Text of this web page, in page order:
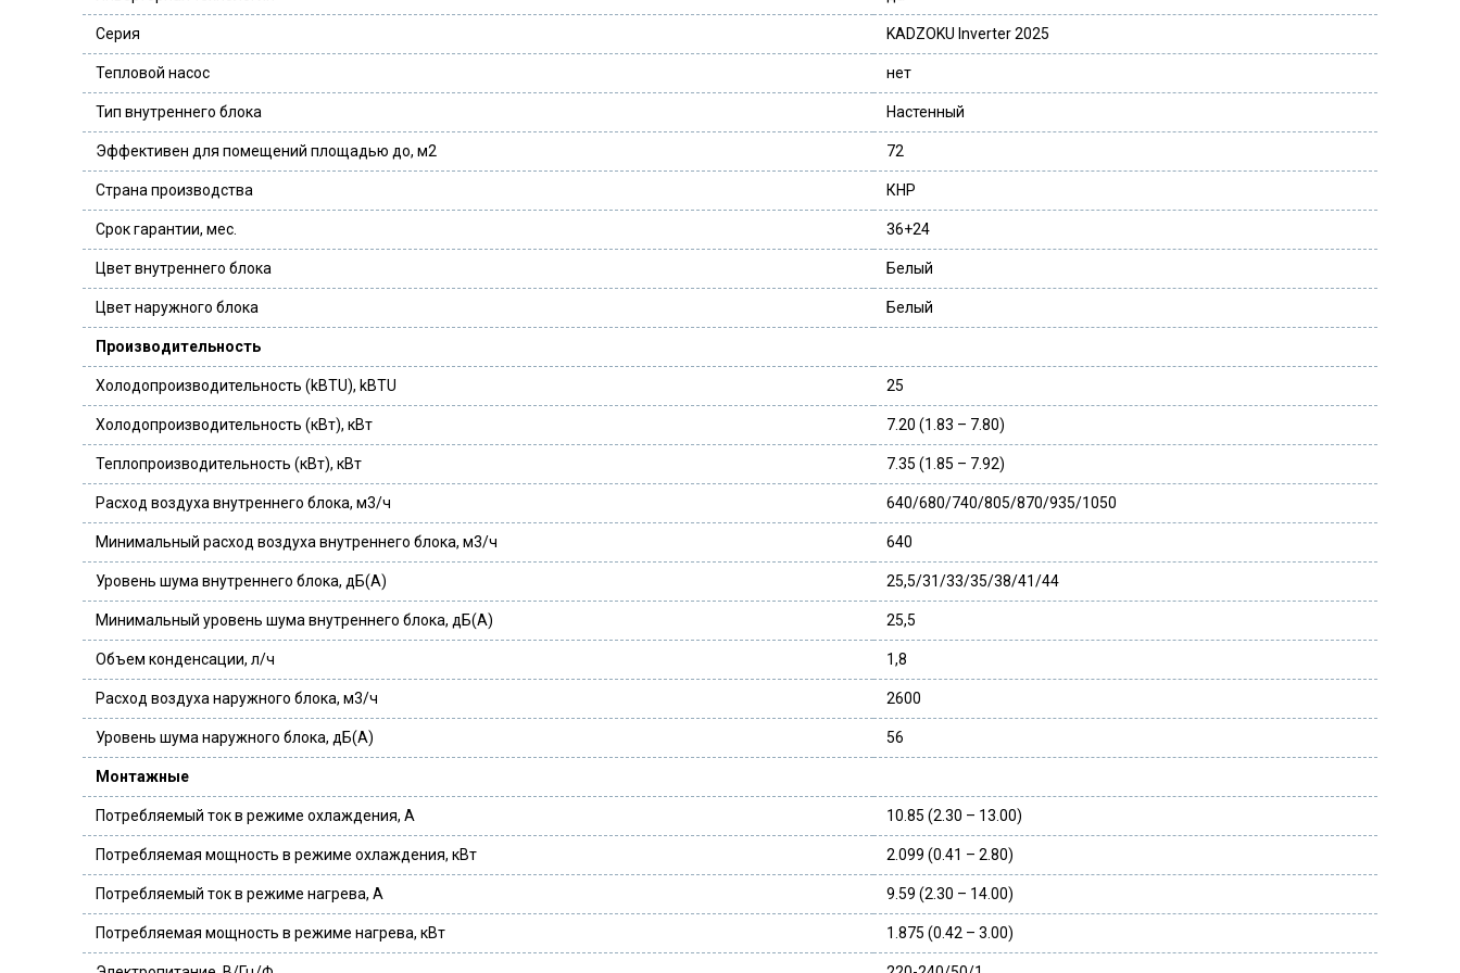
Серия KADZOKU Inverter 2025
Тепловой насос нет
Тип внутреннего блока Настенный
Эффективен для помещений площадью до, м2 72
Страна производства КНР
Срок гарантии, мес. 36+24
Цвет внутреннего блока Белый
Цвет наружного блока Белый
Производительность
Холодопроизводительность (kBTU), kBTU 25
Холодопроизводительность (кВт), кВт 7.20 (1.83 – 7.80)
Теплопроизводительность (кВт), кВт 7.35 (1.85 – 7.92)
Расход воздуха внутреннего блока, м3/ч 640/680/740/805/870/935/1050
Минимальный расход воздуха внутреннего блока, м3/ч 640
Уровень шума внутреннего блока, дБ(А) 25,5/31/33/35/38/41/44
Минимальный уровень шума внутреннего блока, дБ(А) 25,5
Объем конденсации, л/ч 1,8
Расход воздуха наружного блока, м3/ч 2600
Уровень шума наружного блока, дБ(А) 56
Монтажные
Потребляемый ток в режиме охлаждения, А 10.85 (2.30 – 13.00)
Потребляемая мощность в режиме охлаждения, кВт 2.099 (0.41 – 2.80)
Потребляемый ток в режиме нагрева, А 9.59 (2.30 – 14.00)
Потребляемая мощность в режиме нагрева, кВт 1.875 (0.42 – 3.00)